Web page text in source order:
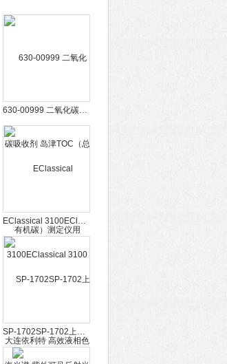
630-00999 二氧化碳吸收剂 岛津TOC（总有机碳）测定仪用
EClassical 3100EClassical 3100大连依利特 高效液相色谱仪
SP-1702SP-1702上海光谱 紫外可见反射光谱仪